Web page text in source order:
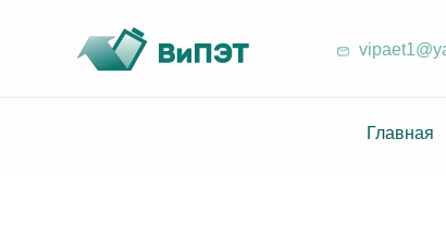
Главная